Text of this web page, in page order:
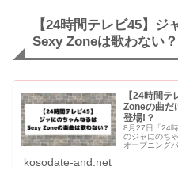
【24時間テレビ45】ジ
Sexy Zoneは歌わない？
【24時間
Zoneの曲だ
登場!？
8月27日「24
のジャにのち
オープニングパフ
kosodate-and.net